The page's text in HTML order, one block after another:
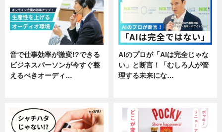
音で仕事効率が激変!?できる
ビジネスパーソンが今すぐ整
えるべきオーディ…
AIのプロが「AIは完全じゃな
い」と断言！「むしろ人が管
理する未来にな…